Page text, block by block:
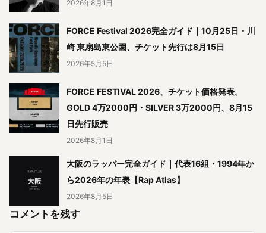
2026年8月1日
FORCE Festival 2026完全ガイド｜10月25日・川
崎 東扇島東公園、チケット先行は8月15日
2026年5月5日
FORCE FESTIVAL 2026、チケット価格発表。
GOLD 4万2000円・SILVER 3万2000円、8月15
日先行販売
2026年8月1日
大阪のラッパー完全ガイド｜代表16組・1994年か
ら2026年の年表【Rap Atlas】
2026年8月5日
コメントを残す